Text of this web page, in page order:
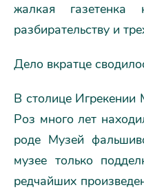
жалкая
разбирательству и
Дело вкратце
В столице Игрекении
Роз много лет
роде Музей
музее только
редчайших